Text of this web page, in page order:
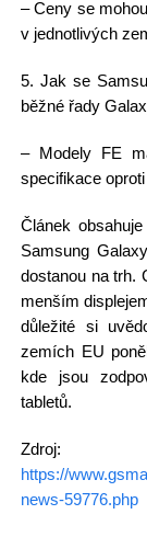
– Ceny se
v jednotlivých
5. Jak se
běžné řady
– Modely FE
specifikace
Článek
Samsung
dostanou na trh.
menším
důležité si
zemích EU
kde jsou
tabletů.
Zdroj:
https://
news-59776.php